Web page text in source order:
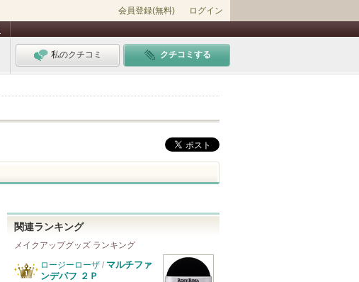
会員登録(無料) ログイン
私のクチコミ クチコミする
関連ランキング
メイクアップグッズ ランキング
ロージーローザ / マルチファ
ンデパフ ２Ｐ